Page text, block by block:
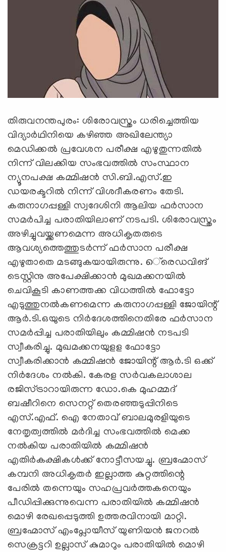
തിരുവനന്തപുരം: ശിരോവസ്ത്രം ധരിച്ചെത്തിയ
വിദ്യാര്‍ഥിനിയെ കഴിഞ്ഞ അഖിലേന്ത്യാ
മെഡിക്കല്‍ പ്രവേശന പരീക്ഷ എഴുതുന്നതില്‍
നിന്ന് വിലക്കിയ സംഭവത്തില്‍ സംസ്ഥാന
ന്യൂനപക്ഷ കമ്മിഷന്‍ സി.ബി.എസ്.ഇ
ഡയരക്ടറില്‍ നിന്ന് വിശദീകരണം തേടി.
കരുനാഗപ്പള്ളി സ്വദേശിനി ആലിയ ഫര്‍സാന
സമര്‍പിച്ച പരാതിയിലാണ് നടപടി. ശിരോവസ്ത്രം
അഴിച്ചുവയ്ക്കണമെന്ന അധികൃതരുടെ
ആവശ്യത്തെത്തുടര്‍ന്ന് ഫര്‍സാന പരീക്ഷ
എഴുതാതെ മടങ്ങുകയായിരുന്നു. െ്രെഡവിങ്
ടെസ്റ്റിനു അപേക്ഷിക്കാന്‍ മുഖമക്കനയില്‍
ചെവികൂടി കാണത്തക്ക വിധത്തില്‍ ഫോട്ടോ
എടുത്തുനല്‍കണമെന്ന കരുനാഗപ്പള്ളി ജോയിന്റ്
ആര്‍.ടി.ഒയുടെ നിര്‍ദേശത്തിനെതിരേ ഫര്‍സാന
സമര്‍പ്പിച്ച പരാതിയിലും കമ്മിഷന്‍ നടപടി
സ്വീകരിച്ചു. മുഖമക്കനയുളള ഫോട്ടോ
സ്വീകരിക്കാന്‍ കമ്മിഷന്‍ ജോയിന്റ് ആര്‍.ടി ഒക്ക്
നിര്‍ദേശം നല്‍കി. കേരള സര്‍വകലാശാല
രജിസ്ട്രാറായിരുന്ന ഡോ.കെ മുഹമ്മദ്
ബഷീറിനെ സെനറ്റ് തെരഞ്ഞടുപ്പിനിടെ
എസ്.എഫ്. ഐ നേതാവ് ബാലമുരളിയുടെ
നേതൃത്വത്തില്‍ മര്‍ദിച്ച സംഭവത്തില്‍ മെക്ക
നല്‍കിയ പരാതിയില്‍ കമ്മിഷന്‍
എതിര്‍കക്ഷികള്‍ക്ക് നോട്ടീസയച്ചു. ബ്രഹ്മോസ്
കമ്പനി അധികൃതര്‍ ഇല്ലാത്ത കുറ്റത്തിന്റെ
പേരില്‍ തന്നെയും സഹപ്രവര്‍ത്തകനെയും
പീഡിപ്പിക്കുന്നുവെന്ന പരാതിയില്‍ കമ്മിഷന്‍
മൊഴി രേഖപ്പെടുത്തി ഉത്തരവിനായി മാറ്റി.
ബ്രഹ്മോസ് എംപ്ലോയീസ് യുണിയന്‍ ജനറല്‍
സെക്രട്ടറി ഉല്ലാസ് കുമാറും പരാതിയില്‍ മൊഴി